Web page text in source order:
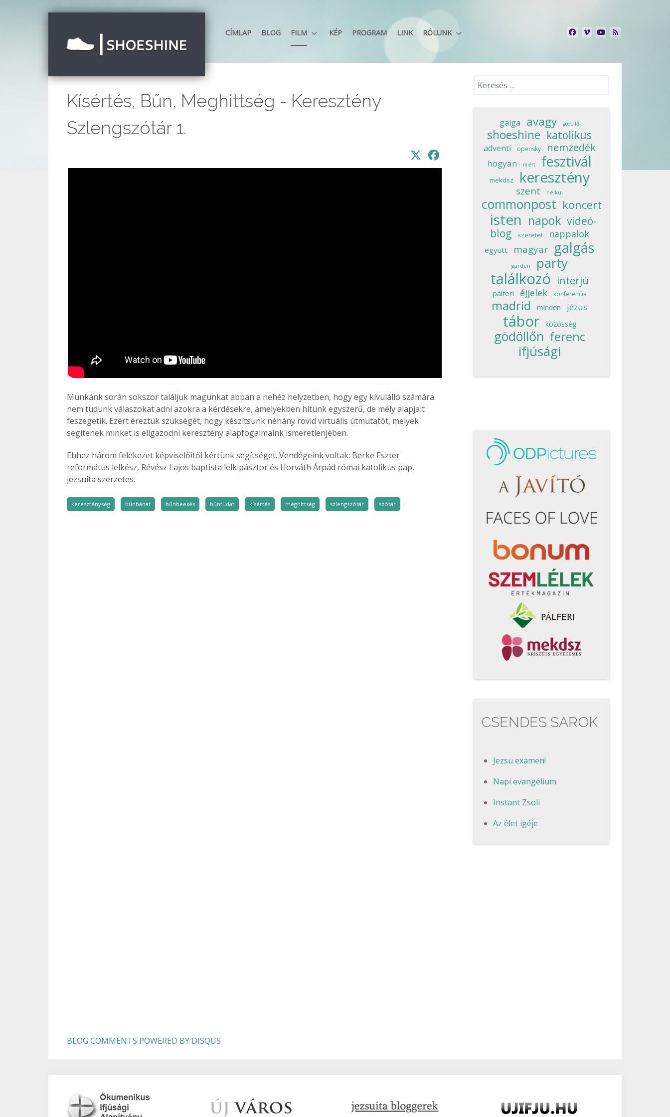
CÍMLAP BLOG FILM KÉP PROGRAM LINK RÓLUNK
Kísértés, Bűn, Meghittség - Keresztény
Szlengszótár 1.
Munkánk során sokszor találjuk magunkat abban a nehéz helyzetben, hogy egy kívülálló számára
nem tudunk válaszokat adni azokra a kérdésekre, amelyekben hitünk egyszerű, de mély alapjait
feszegetik. Ezért éreztük szükségét, hogy készítsünk néhány rövid virtuális útmutatót, melyek
segítenek minket is eligazodni keresztény alapfogalmaink ismeretlenjében.
Ehhez három felekezet képviselőitől kértünk segítséget. Vendégeink voltak: Berke Eszter
református lelkész, Révész Lajos baptista lelkipásztor és Horváth Árpád római katolikus pap,
jezsuita szerzetes.
kereszténység bűnbánat bűnbeesés bűntudat kísértés meghittség szlengszótár szótár
BLOG COMMENTS POWERED BY DISQUS
Keresés...
galga avagy gödöllő
shoeshine katolikus
adventi opensky nemzedék
hogyan miért fesztivál
mekdsz keresztény
szent nélkül
commonpost koncert
isten napok videó-
blog
szeretet nappalok
együtt magyar galgás
garden party
találkozó interjú
pálferi éjjelek konferencia
madrid minden jézus
tábor közösség
gödöllőn ferenc
ifjúsági
CSENDES SAROK
Jezsu examen!
Napi evangélium
Instant Zsoli
Az élet igéje